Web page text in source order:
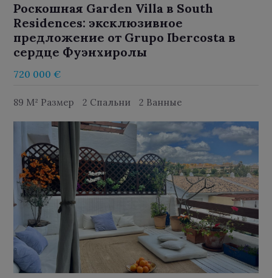
Роскошная Garden Villa в South
Residences: эксклюзивное
предложение от Grupo Ibercosta в
сердце Фуэнхиролы
720 000 €
89 M² Размер 2 Спальни 2 Ванные